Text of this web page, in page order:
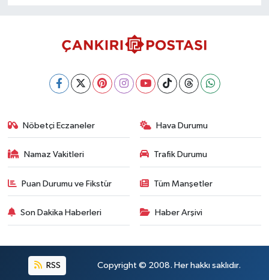
Nöbetçi Eczaneler Hava Durumu
Namaz Vakitleri Trafik Durumu
Puan Durumu ve Fikstür Tüm Manşetler
Son Dakika Haberleri Haber Arşivi
RSS Copyright © 2008. Her hakkı saklıdır.